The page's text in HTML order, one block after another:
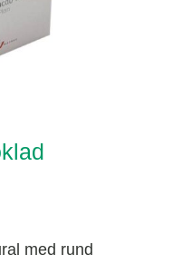
med rund